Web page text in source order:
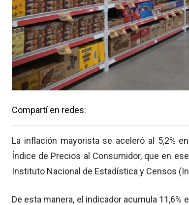
Compartí en redes:
La inflación mayorista se aceleró al 5,2%
Índice de Precios al Consumidor, que en
Instituto Nacional de Estadística y Censos
De esta manera, el indicador acumula